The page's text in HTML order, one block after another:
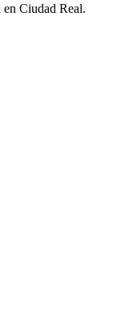
en Ciudad Real.